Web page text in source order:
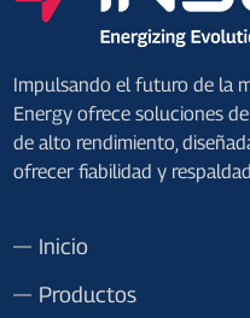
Impulsando el futuro de la
Energy ofrece soluciones
de alto rendimiento,
ofrecer fiabilidad y
Inicio
Productos